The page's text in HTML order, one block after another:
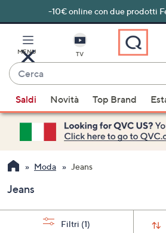
al
principale
-10€ online con due prodotti
MENU TV
Cerca
sono
disponibili
suggerimenti,
usa
i
freccia
su
Saldi Novità Top Brand
Moda Jeans
Jeans
Filtri (1)